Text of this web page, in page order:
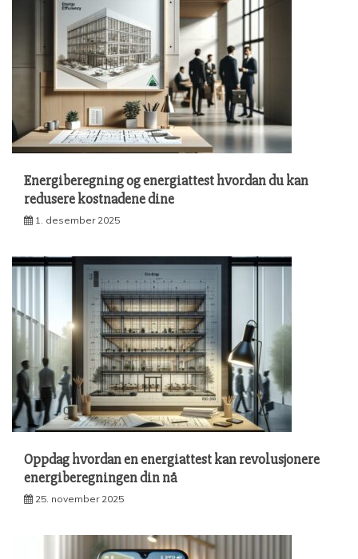
Energiberegning og energiattest hvordan du kan
redusere kostnadene dine
1. desember 2025
Oppdag hvordan en energiattest kan revolusjonere
energiberegningen din nå
25. november 2025